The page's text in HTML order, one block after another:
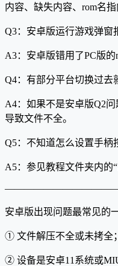
内容、缺失内容、rom名
Q3：安卓版运行游戏弹窗
A3：安卓版错用了PC版的
Q4：有部分平台切换过去
A4：如果不是安卓版Q2
导致文件不全。
Q5：不知道怎么设置手柄
A5：参见教程文件夹内的“
安卓版出现问题最常见的
① 文件解压不全或未拷全；
② 设备是安卓11系统或